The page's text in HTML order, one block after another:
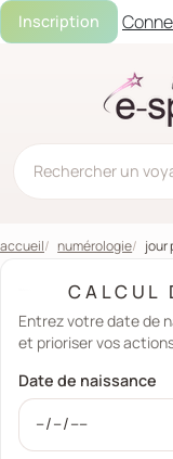
Inscription
accueil numérologie jour
CALCUL
Entrez votre date de
et prioriser vos
Date de naissance